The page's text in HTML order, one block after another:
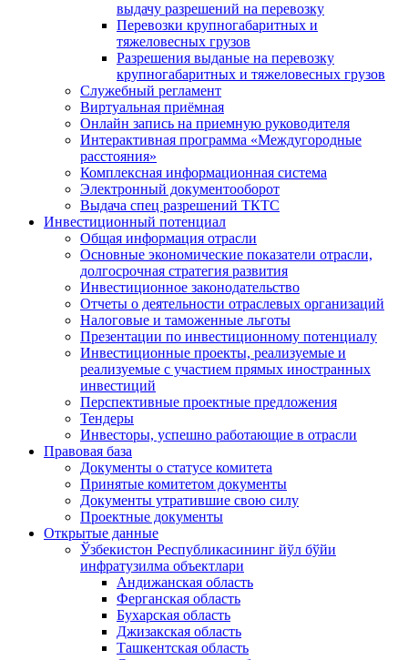
выдачу разрешений на перевозку
Перевозки крупногабаритных и
тяжеловесных грузов
Разрешения выданые на перевозку
крупногабаритных и тяжеловесных грузов
Служебный регламент
Виртуальная приёмная
Онлайн запись на приемную руководителя
Интерактивная программа «Междугородные
расстояния»
Комплексная информационная система
Электронный документооборот
Выдача спец разрешений ТКТС
Инвестиционный потенциал
Общая информация отрасли
Основные экономические показатели отрасли,
долгосрочная стратегия развития
Инвестиционное законодательство
Отчеты о деятельности отраслевых организаций
Налоговые и таможенные льготы
Презентации по инвестиционному потенциалу
Инвестиционные проекты, реализуемые и
реализуемые с участием прямых иностранных
инвестиций
Перспективные проектные предложения
Тендеры
Инвесторы, успешно работающие в отрасли
Правовая база
Документы о статусе комитета
Принятые комитетом документы
Документы утратившие свою силу
Проектные документы
Открытые данные
Ўзбекистон Республикасининг йўл бўйи
инфратузилма объектлари
Андижанская область
Ферганская область
Бухарская область
Джизакская область
Ташкентская область